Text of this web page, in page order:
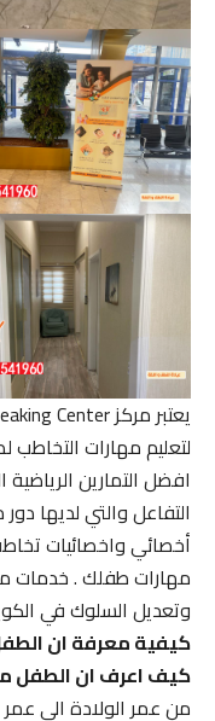
لتعليم مهارات التخاطب
افضل التمارين الرياضية
التفاعل والتي لديها
أخصائي واخصائيات
مهارات طفلك . خدمات
وتعديل السلوك في الكويت
كيفية معرفة ان
كيف اعرف ان الطفل
من عمر الولادة الى عمر